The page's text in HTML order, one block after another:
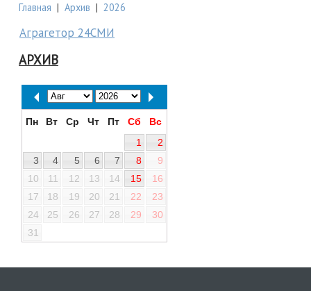
Главная | Архив | 2026
Аграгетор 24СМИ
АРХИВ
Пн Вт Ср Чт Пт Сб
Вс
1
2
3
4 5 6 7 8
9
10
11 12 13 14 15
16
17
18 19 20 21 22
23
24
25 26 27 28 29
30
31